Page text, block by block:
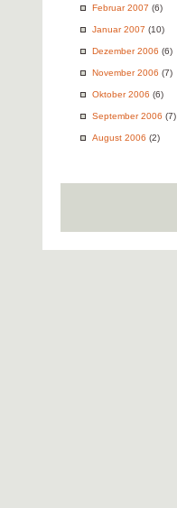
Februar 2007 (6)
Januar 2007 (10)
Dezember 2006 (6)
November 2006 (7)
Oktober 2006 (6)
September 2006 (7)
August 2006 (2)